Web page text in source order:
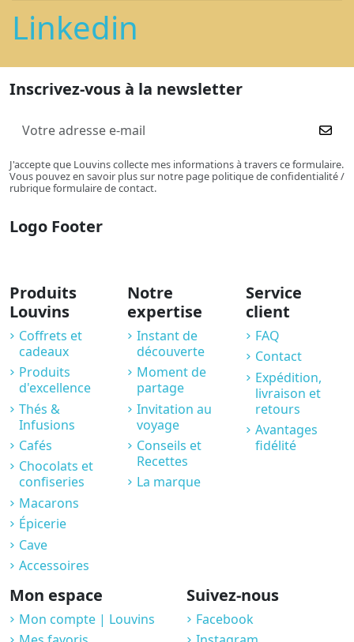
Linkedin
Inscrivez-vous à la newsletter
J'accepte que Louvins collecte mes informations à travers ce formulaire.
Vous pouvez en savoir plus sur notre page politique de confidentialité /
rubrique formulaire de contact.
Logo Footer
Produits
Louvins
Coffrets et
cadeaux
Produits
d'excellence
Thés &
Infusions
Cafés
Chocolats et
confiseries
Macarons
Épicerie
Cave
Accessoires
Notre
expertise
Instant de
découverte
Moment de
partage
Invitation au
voyage
Conseils et
Recettes
La marque
Service
client
FAQ
Contact
Expédition,
livraison et
retours
Avantages
fidélité
Mon espace
Mon compte | Louvins
Suivez-nous
Facebook